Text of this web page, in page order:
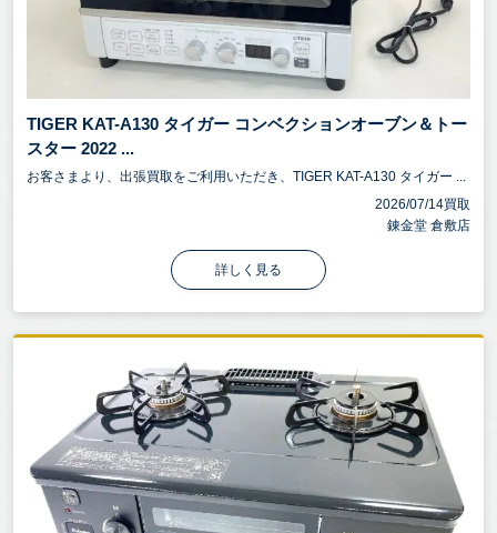
TIGER KAT-A130 タイガー コンベクションオーブン＆トー
スター 2022 ...
お客さまより、出張買取をご利用いただき、TIGER KAT-A130 タイガー ...
2026/07/14買取
錬金堂 倉敷店
詳しく見る